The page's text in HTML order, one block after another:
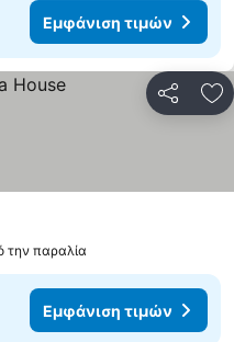
Εμφάνιση τιμών
την παραλία
Εμφάνιση τιμών